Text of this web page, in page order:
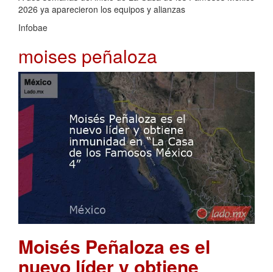
2026 ya aparecieron los equipos y alianzas
Infobae
moises peñaloza
Moisés Peñaloza es el
nuevo líder y obtiene